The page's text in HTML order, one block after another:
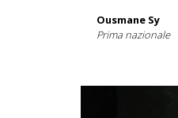
Ousmane Sy
Prima nazionale